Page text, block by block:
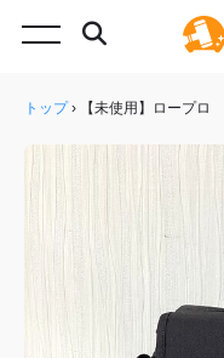
トップ› 【未使用】ロープ